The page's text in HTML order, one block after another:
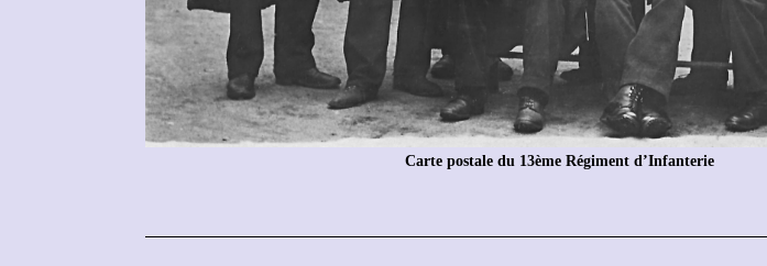
Carte postale du 13ème Régiment d’Infanterie